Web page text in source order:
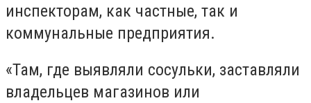
инспекторам, как частные, так и
коммунальные предприятия.
«Там, где выявляли сосульки, заставляли
владельцев магазинов или